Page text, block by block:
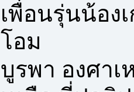
เพื่อนรุ่นน้อง
โอม
บูรพา องศา